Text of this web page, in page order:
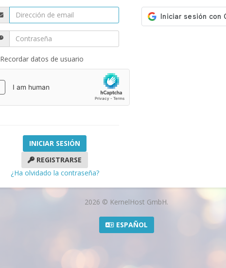
Recordar datos de usuario
REGISTRARSE
¿Ha olvidado la contraseña?
2026 © KernelHost GmbH.
ESPAÑOL